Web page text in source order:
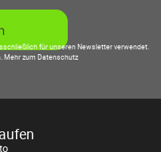
für unseren Newsletter verwendet.
Mehr zum Datenschutz